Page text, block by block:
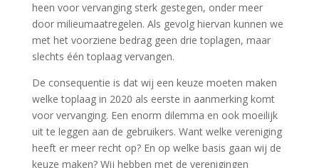
heen voor vervanging sterk gestegen, onder meer
door milieumaatregelen. Als gevolg hiervan kunnen we
met het voorziene bedrag geen drie toplagen, maar
slechts één toplaag vervangen.
De consequentie is dat wij een keuze moeten maken
welke toplaag in 2020 als eerste in aanmerking komt
voor vervanging. Een enorm dilemma en ook moeilijk
uit te leggen aan de gebruikers. Want welke vereniging
heeft er meer recht op? En op welke basis gaan wij de
keuze maken? Wij hebben met de verenigingen